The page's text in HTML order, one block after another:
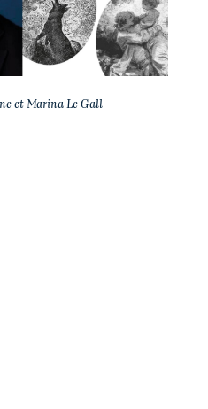
et Marina Le Gall